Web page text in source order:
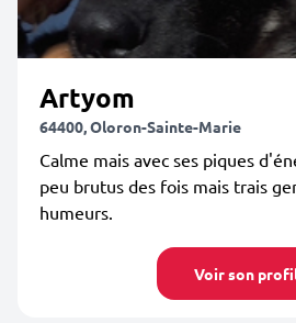
Artyom
64400, Oloron-Sainte-Marie
Calme mais avec ses piques
peu brutus des fois mais trais
humeurs.
Voir son